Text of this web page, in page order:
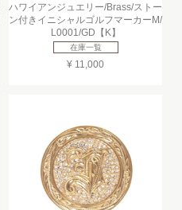
ハワイアンジュエリー/Brass/ストー
ン付きイニシャルゴルフマーカーM/
L0001/GD【K】
在庫一覧
¥ 11,000